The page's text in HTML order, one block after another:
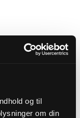
og til
om din